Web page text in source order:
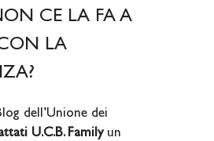
CE LA FA A
LA
dell’Unione dei
U.C.B. Familyun